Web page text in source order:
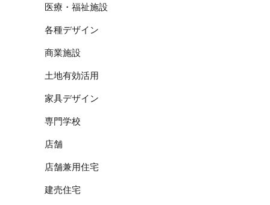
医療・福祉施設
各種デザイン
商業施設
土地有効活用
家具デザイン
専門学校
店舗
店舗兼用住宅
建売住宅